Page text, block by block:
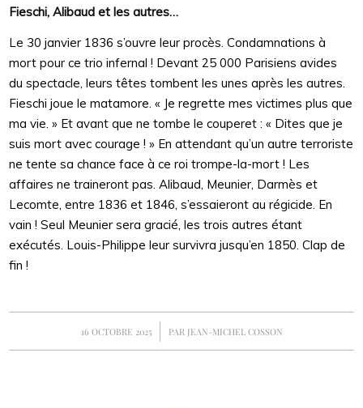
Fieschi, Alibaud et les autres…
Le 30 janvier 1836 s’ouvre leur procès. Condamnations à
mort pour ce trio infernal ! Devant 25 000 Parisiens avides
du spectacle, leurs têtes tombent les unes après les autres.
Fieschi joue le matamore. « Je regrette mes victimes plus que
ma vie. » Et avant que ne tombe le couperet : « Dites que je
suis mort avec courage ! » En attendant qu’un autre terroriste
ne tente sa chance face à ce roi trompe-la-mort ! Les
affaires ne traineront pas. Alibaud, Meunier, Darmès et
Lecomte, entre 1836 et 1846, s’essaieront au régicide. En
vain ! Seul Meunier sera gracié, les trois autres étant
exécutés. Louis-Philippe leur survivra jusqu’en 1850. Clap de
fin !
16 OCTOBRE 2025
/ PAR JEAN-MICHEL COSSON